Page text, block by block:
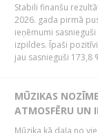
Stabili finanšu
2026. gada pirmā
ieņēmumi
izpildes. Īpaši
jau sasnieguši 173,8
MŪZIKAS
ATMOSFĒRU UN
Mūzika kā daļa no